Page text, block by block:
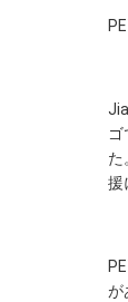
ゴ
た
援
が